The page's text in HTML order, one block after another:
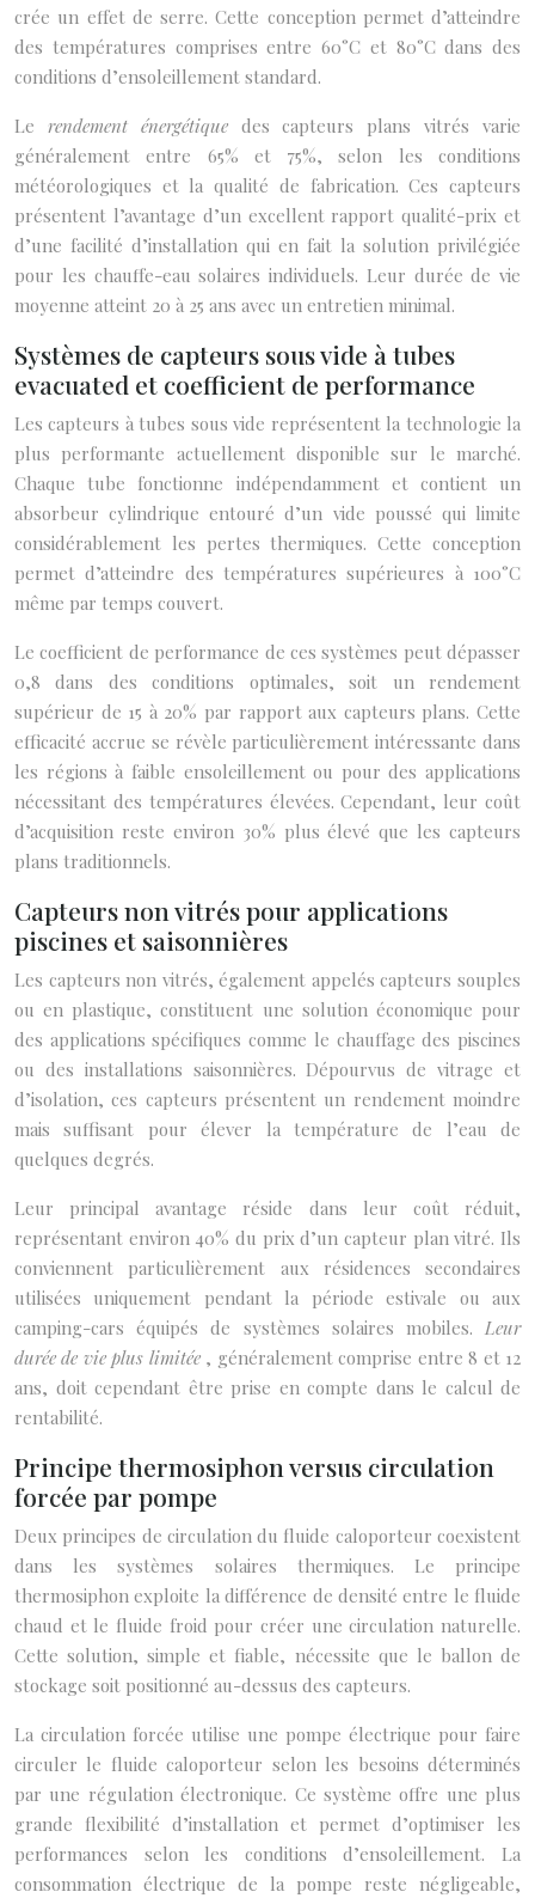
crée un effet de serre. Cette conception permet d’atteindre
des températures comprises entre 60°C et 80°C dans des
conditions d’ensoleillement standard.
Le rendement énergétique des capteurs plans vitrés varie
généralement entre 65% et 75%, selon les conditions
météorologiques et la qualité de fabrication. Ces capteurs
présentent l’avantage d’un excellent rapport qualité-prix et
d’une facilité d’installation qui en fait la solution privilégiée
pour les chauffe-eau solaires individuels. Leur durée de vie
moyenne atteint 20 à 25 ans avec un entretien minimal.
Systèmes de capteurs sous vide à tubes
evacuated et coefficient de performance
Les capteurs à tubes sous vide représentent la technologie la
plus performante actuellement disponible sur le marché.
Chaque tube fonctionne indépendamment et contient un
absorbeur cylindrique entouré d’un vide poussé qui limite
considérablement les pertes thermiques. Cette conception
permet d’atteindre des températures supérieures à 100°C
même par temps couvert.
Le coefficient de performance de ces systèmes peut dépasser
0,8 dans des conditions optimales, soit un rendement
supérieur de 15 à 20% par rapport aux capteurs plans. Cette
efficacité accrue se révèle particulièrement intéressante dans
les régions à faible ensoleillement ou pour des applications
nécessitant des températures élevées. Cependant, leur coût
d’acquisition reste environ 30% plus élevé que les capteurs
plans traditionnels.
Capteurs non vitrés pour applications
piscines et saisonnières
Les capteurs non vitrés, également appelés capteurs souples
ou en plastique, constituent une solution économique pour
des applications spécifiques comme le chauffage des piscines
ou des installations saisonnières. Dépourvus de vitrage et
d’isolation, ces capteurs présentent un rendement moindre
mais suffisant pour élever la température de l’eau de
quelques degrés.
Leur principal avantage réside dans leur coût réduit,
représentant environ 40% du prix d’un capteur plan vitré. Ils
conviennent particulièrement aux résidences secondaires
utilisées uniquement pendant la période estivale ou aux
camping-cars équipés de systèmes solaires mobiles. Leur
durée de vie plus limitée , généralement comprise entre 8 et 12
ans, doit cependant être prise en compte dans le calcul de
rentabilité.
Principe thermosiphon versus circulation
forcée par pompe
Deux principes de circulation du fluide caloporteur coexistent
dans les systèmes solaires thermiques. Le principe
thermosiphon exploite la différence de densité entre le fluide
chaud et le fluide froid pour créer une circulation naturelle.
Cette solution, simple et fiable, nécessite que le ballon de
stockage soit positionné au-dessus des capteurs.
La circulation forcée utilise une pompe électrique pour faire
circuler le fluide caloporteur selon les besoins déterminés
par une régulation électronique. Ce système offre une plus
grande flexibilité d’installation et permet d’optimiser les
performances selon les conditions d’ensoleillement. La
consommation électrique de la pompe reste négligeable,